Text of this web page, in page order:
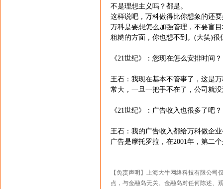
不是理想主义吗？都是。
这样说吧，万科做得比你想象的还
万科是要想怎么加强管理，不要盲
粗糙的方面，你也想不到。(大笑)
《21世纪》：您现在怎么安排时间？
王石：我现在基本不管事了，这是
常大，一旦一把手不在了，公司就
《21世纪》：广告收入也很多了吧？
王石：我的广告收入都给万科做企
广告是摩托罗拉，在2001年，第二
【免责声明】上海大牛网络科技有限公
点，与金融岛无关。金融岛对任何陈述、